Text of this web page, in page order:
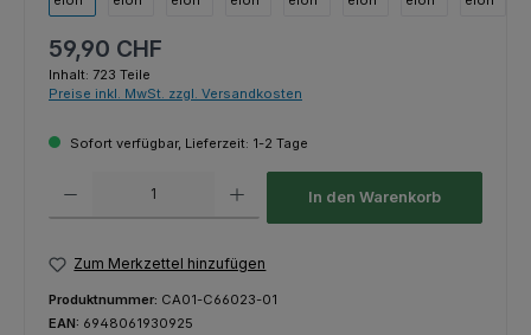
Regulärer Preis:
59,90 CHF
Inhalt: 723 Teile
Preise inkl. MwSt. zzgl. Versandkosten
Sofort verfügbar, Lieferzeit: 1-2 Tage
In den Warenkorb
Zum Merkzettel hinzufügen
Produktnummer: CA01-C66023-01
EAN: 6948061930925